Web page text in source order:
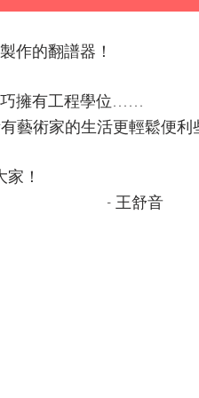
作的翻譜器！
擁有工程學位……
藝術家的生活更輕鬆便利
！
- 王